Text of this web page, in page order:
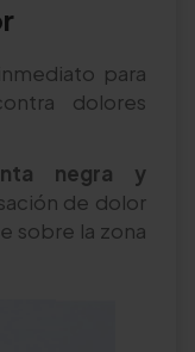
para
dolores
negra y
de dolor
sobre la zona